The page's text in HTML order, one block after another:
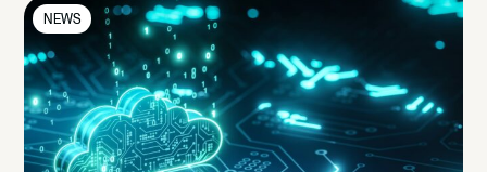
NEWS